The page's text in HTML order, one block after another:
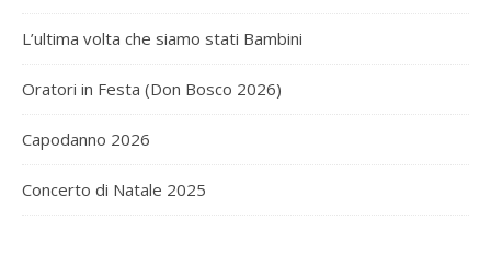
L’ultima volta che siamo stati Bambini
Oratori in Festa (Don Bosco 2026)
Capodanno 2026
Concerto di Natale 2025